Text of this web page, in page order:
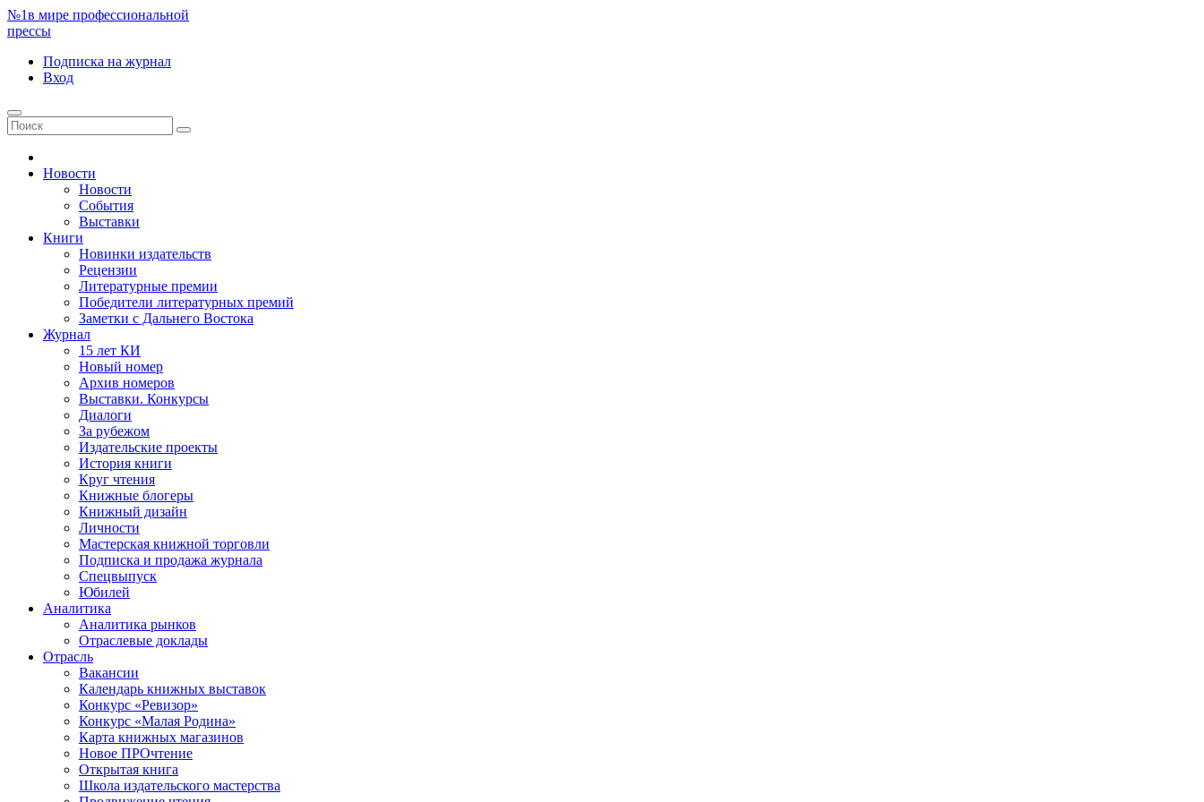
№1в мире профессиональной
прессы
Подписка на журнал
Вход
Новости
Новости
События
Выставки
Книги
Новинки издательств
Рецензии
Литературные премии
Победители литературных премий
Заметки с Дальнего Востока
Журнал
15 лет КИ
Новый номер
Архив номеров
Выставки. Конкурсы
Диалоги
За рубежом
Издательские проекты
История книги
Круг чтения
Книжные блогеры
Книжный дизайн
Личности
Мастерская книжной торговли
Подписка и продажа журнала
Спецвыпуск
Юбилей
Аналитика
Аналитика рынков
Отраслевые доклады
Отрасль
Вакансии
Календарь книжных выставок
Конкурс «Ревизор»
Конкурс «Малая Родина»
Карта книжных магазинов
Новое ПРОчтение
Открытая книга
Школа издательского мастерства